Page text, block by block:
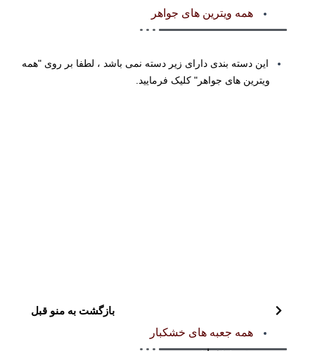
همه ویترین های جواهر
این دسته بندی دارای زیر دسته نمی باشد ، لطفا بر روی "همه
ویترین های جواهر" کلیک فرمایید.
بازگشت به منو قبل
همه جعبه های خشکبار